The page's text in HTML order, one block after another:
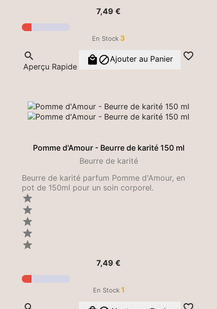
7,49 €
En Stock 3

Aperçu Rapide
 Ajouter au Panier 
Pomme d'Amour - Beurre de karité 150 ml
Beurre de karité
Beurre de karité parfum Pomme d'Amour, en
pot de 150ml pour un soin corporel.





7,49 €
En Stock1